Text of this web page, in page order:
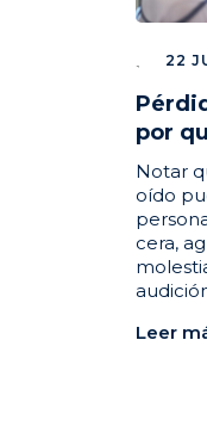
22
por
Notar
oído
cera,
Leer